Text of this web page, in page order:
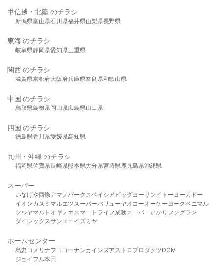
甲信越・北陸 のチラシ
新潟県富山県石川県福井県山梨県長野県
東海 のチラシ
岐阜県静岡県愛知県三重県
関西 のチラシ
滋賀県京都府大阪府兵庫県奈良県和歌山県
中国 のチラシ
鳥取県島根県岡山県広島県山口県
四国 のチラシ
徳島県香川県愛媛県高知県
九州・沖縄 のチラシ
福岡県佐賀県長崎県熊本県大分県宮崎県鹿児島県沖縄県
スーパー
いなげや西條アマノパークスベイシア ビッグヨーサンイトーヨーカドー
イオンカスミ マルエツスーパーバリューヤオコーオーケー ヨークベニマル
ツルヤマルト オギノ エスマート ライフ業務スーパーいかり フジグラン
ダイレックスサンエーイズミヤ
ホームセンター
島忠 コメリ ナフコ コーナンカインズアストロプロダクツDCM
ジョイフル本田